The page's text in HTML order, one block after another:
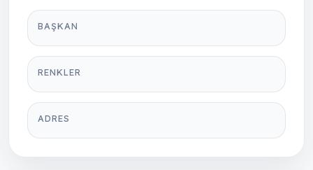
BAŞKAN
RENKLER
ADRES